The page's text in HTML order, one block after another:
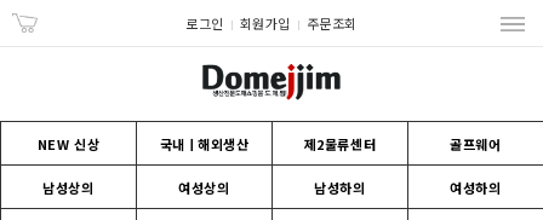
로그인 회원가입 주문조회
NEW 신상 국내ㅣ해외생산 제2물류센터 골프웨어
남성상의 여성상의 남성하의 여성하의